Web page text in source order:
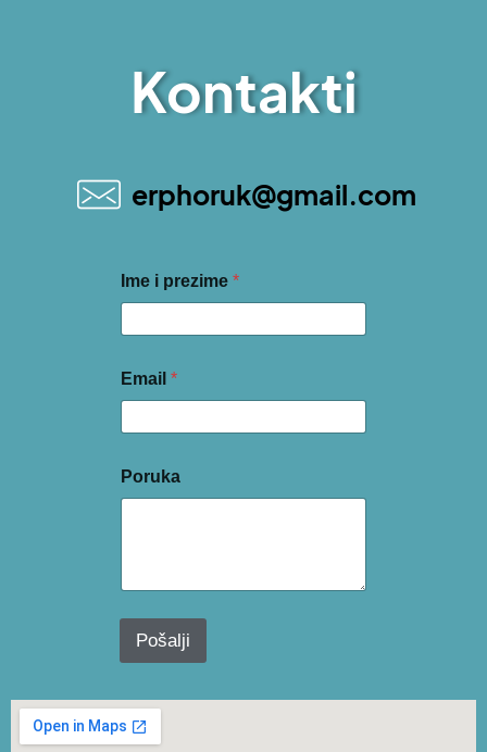
Kontakti
erphoruk@gmail.com
Ime i prezime *
Email *
Poruka
Pošalji